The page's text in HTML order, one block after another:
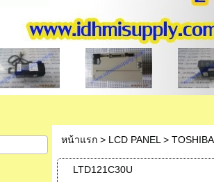
หน้าแรก> LCD PANEL > TOSHIBA
LTD121C30U